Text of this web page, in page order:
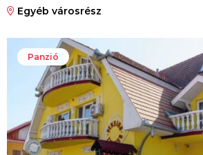
Egyéb városrész
Panzió